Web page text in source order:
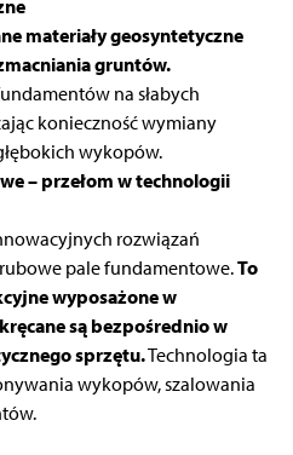
materiały geosyntetyczne
gruntów.
na słabych
konieczność wymiany
wykopów.
– przełom w technologii
rozwiązań
pale fundamentowe.To
wyposażone w
są bezpośrednio w
sprzętu.Technologia ta
wykopów, szalowania